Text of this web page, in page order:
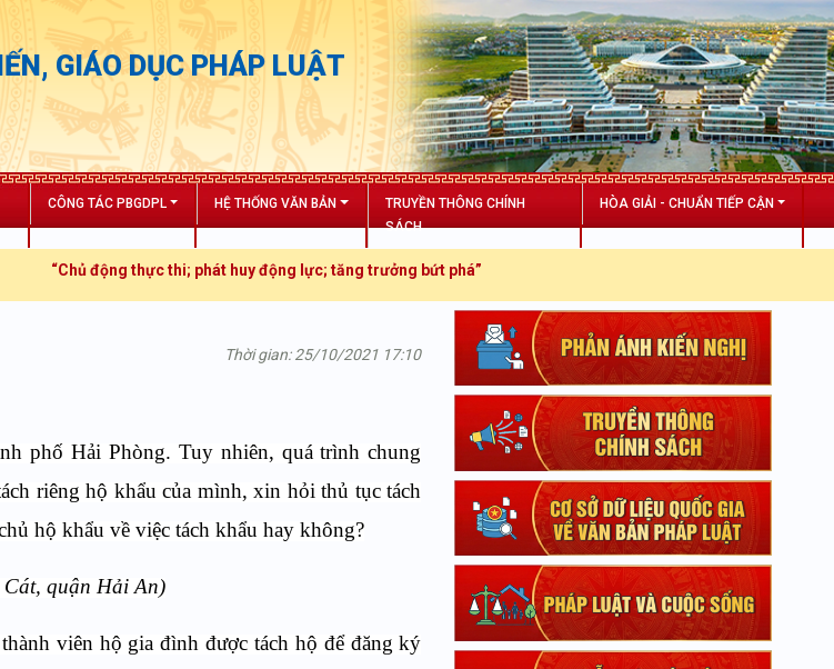
GIÁO DỤC PHÁP LUẬT
CÔNG TÁC PBGDPL HỆ THỐNG VĂN BẢN
TRUYỀN THÔNG CHÍNH
SÁCH
HÒA GIẢI - CHUẨN TIẾP CẬN
“Chủ động thực thi; phát huy động lực; tăng trưởng bứt phá”
Thời gian: 25/10/2021 17:10
phố Hải Phòng. Tuy nhiên, quá trình chung
riêng hộ khẩu của mình, xin hỏi thủ tục tách
hộ khẩu về việc tách khẩu hay không?
quận Hải An)
viên hộ gia đình được tách hộ để đăng ký